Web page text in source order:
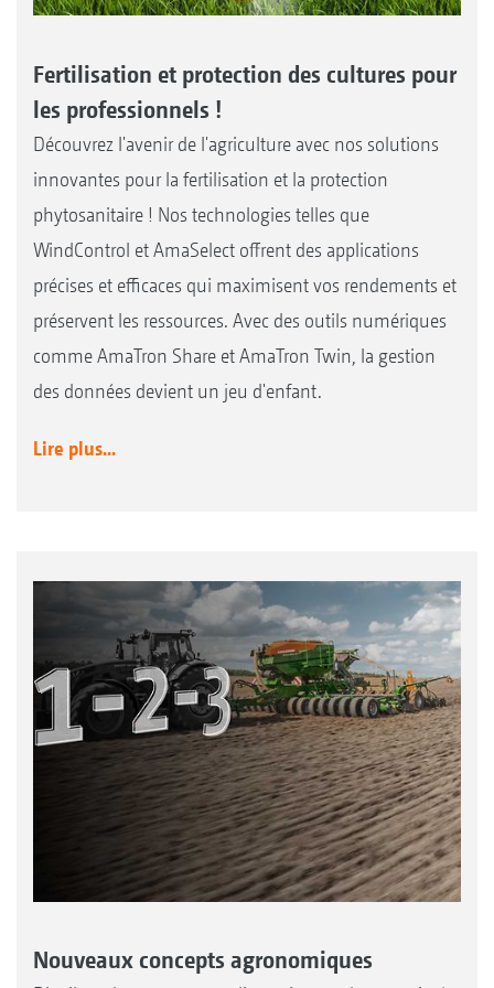
Fertilisation et protection des cultures pour
les professionnels !
Découvrez l'avenir de l'agriculture avec nos solutions
innovantes pour la fertilisation et la protection
phytosanitaire ! Nos technologies telles que
WindControl et AmaSelect offrent des applications
précises et efficaces qui maximisent vos rendements et
préservent les ressources. Avec des outils numériques
comme AmaTron Share et AmaTron Twin, la gestion
des données devient un jeu d'enfant.
Lire plus...
Nouveaux concepts agronomiques